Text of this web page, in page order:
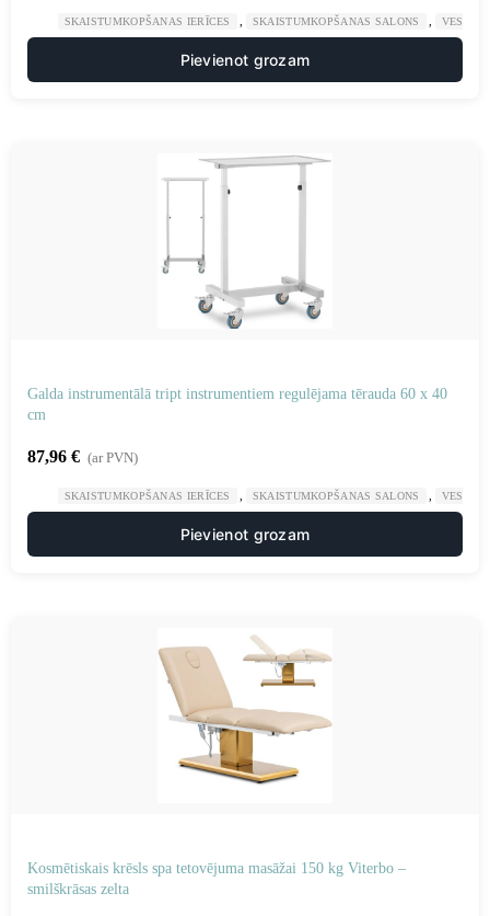
SKAISTUMKOPŠANAS IERĪCES SKAISTUMKOPŠANAS SALONS
Pievienot grozam
Galda instrumentālā tript instrumentiem regulējama tērauda 60 x 40
cm
87,96 € (ar PVN)
SKAISTUMKOPŠANAS IERĪCES SKAISTUMKOPŠANAS SALONS
Pievienot grozam
Kosmētiskais krēsls spa tetovējuma masāžai 150 kg Viterbo –
smilškrāsas zelta